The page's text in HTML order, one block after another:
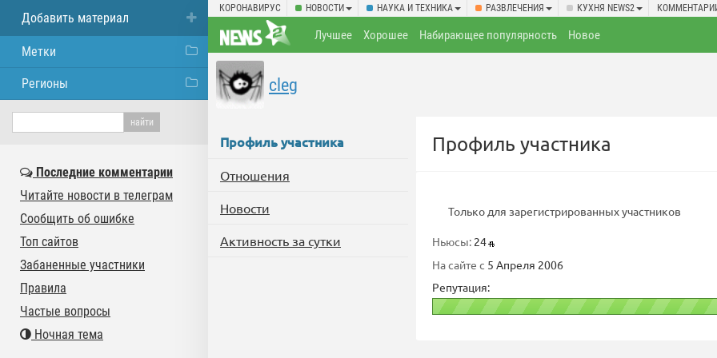
КОРОНАВИРУС НОВОСТИ НАУКА И ТЕХНИКА РАЗВЛЕЧЕНИЯ КУХНЯ NEWS2
Лучшее Хорошее Набирающее популярность Новое
cleg
Профиль участника
Отношения
Новости
Активность за сутки
Профиль участника
Только для зарегистрированных участников
Ньюсы: 24
На сайте с 5 Апреля 2006
Репутация:
Добавить материал
Метки
Регионы
Последние комментарии
Читайте новости в телеграм
Сообщить об ошибке
Топ сайтов
Забаненные участники
Правила
Частые вопросы
Ночная тема